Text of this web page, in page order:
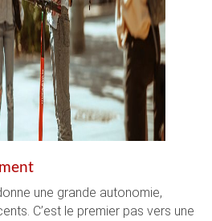
une grande autonomie,
C’est le premier pas vers une